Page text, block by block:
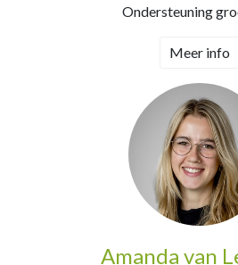
Ondersteuning
Meer info
Amanda van